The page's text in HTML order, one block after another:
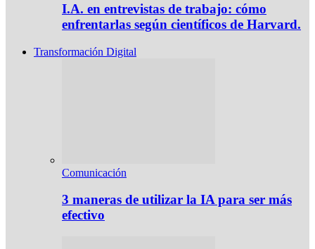
I.A. en entrevistas de trabajo: cómo
enfrentarlas según científicos de Harvard.
Transformación Digital
Comunicación
3 maneras de utilizar la IA para ser más
efectivo